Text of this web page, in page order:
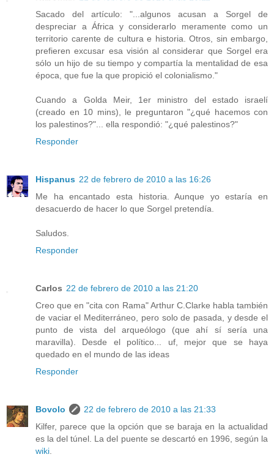
Sacado del artículo: "...algunos acusan a Sorgel de
despreciar a África y considerarlo meramente como un
territorio carente de cultura e historia. Otros, sin embargo,
prefieren excusar esa visión al considerar que Sorgel era
sólo un hijo de su tiempo y compartía la mentalidad de esa
época, que fue la que propició el colonialismo."
Cuando a Golda Meir, 1er ministro del estado israelí
(creado en 10 mins), le preguntaron "¿qué hacemos con
los palestinos?"... ella respondió: "¿qué palestinos?"
Responder
Hispanus 22 de febrero de 2010 a las 16:26
Me ha encantado esta historia. Aunque yo estaría en
desacuerdo de hacer lo que Sorgel pretendía.
Saludos.
Responder
Carlos 22 de febrero de 2010 a las 21:20
Creo que en "cita con Rama" Arthur C.Clarke habla también
de vaciar el Mediterráneo, pero solo de pasada, y desde el
punto de vista del arqueólogo (que ahí sí sería una
maravilla). Desde el político... uf, mejor que se haya
quedado en el mundo de las ideas
Responder
Bovolo
22 de febrero de 2010 a las 21:33
Kilfer, parece que la opción que se baraja en la actualidad
es la del túnel. La del puente se descartó en 1996, según la
wiki